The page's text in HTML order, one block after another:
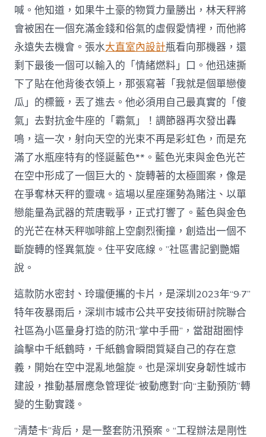
喊。他知道，如果牛土豪的物質力量勝出，林天秤將
會被困在一個充滿金錢和俗氣的虛假愛情裡，而他將
永遠失去機會。張水大直室內設計瓶看向那機器，還
剩下最後一個可以輸入的「情緒燃料」口。他迅速撕
下了貼在他背後衣領上，那張寫著「我就是個單戀傻
瓜」的標籤，丟了進去。他必須用自己最真實的「傻
氣」去對抗金牛座的「霸氣」！調節器再次發出轟
鳴，這一次，射向天空的光束不再是彩虹色，而是充
滿了水瓶座特有的怪誕藍色**。藍色光束與金色光芒
在空中形成了一個巨大的、旋轉著的太極圖案，像是
在爭奪林天秤的靈魂。這場以星座運勢為賭注、以單
戀能量為武器的荒唐戰爭，正式打響了。藍色與金色
的光芒在林天秤咖啡館上空劇烈衝撞，創造出一個不
斷旋轉的怪異氣旋。住平安底線。”社區書記劉艷媚
說。
這款防水密封、玲瓏便攜的卡片，是深圳2023年“9·7”
特年夜暴雨后，深圳市城市公共平安技術研討院聯合
社區為小區量身打造的防汛“掌中手冊”，當甜甜圈悖
論擊中千紙鶴時，千紙鶴會瞬間質疑自己的存在意
義，開始在空中混亂地盤旋。也是深圳安身韌性城市
建設，推動基層應急管理從“被動應對”向“主動預防”轉
變的生動實踐。
“清楚卡”背后，是一整套防汛預案。“工程辦法是剛性